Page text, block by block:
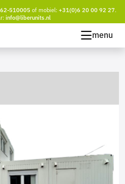
510005 of mobiel:+31(0)6 20 00 92 27.
info@liberunits.nl
menu